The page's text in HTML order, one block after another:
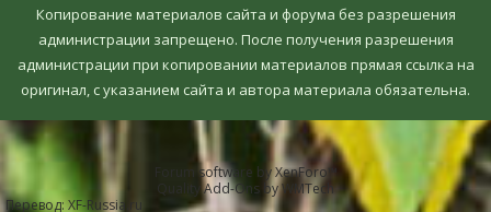
Копирование материалов сайта и форума без разрешения
администрации запрещено. После получения разрешения
администрации при копировании материалов прямая ссылка на
оригинал, c указанием сайта и автора материала обязательна.
Forum software by XenForo™
Quality Add-Ons by WMTech
Перевод: XF-Russia.ru